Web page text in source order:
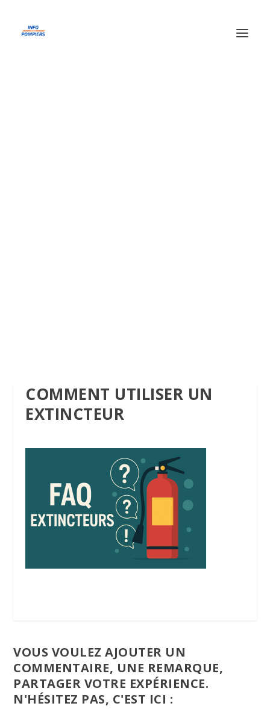
COMMENT UTILISER UN
EXTINCTEUR
VOUS VOULEZ AJOUTER UN
COMMENTAIRE, UNE REMARQUE,
PARTAGER VOTRE EXPÉRIENCE.
N'HÉSITEZ PAS, C'EST ICI :